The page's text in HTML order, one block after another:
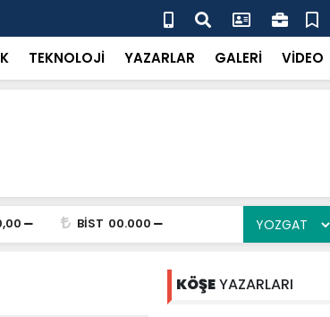
Karaarslan'dan UMKE'ye övgü
TEKNOLOJİ YAZARLAR GALERİ VİDEO
BİST 00.000
KÖŞEYAZARLARI